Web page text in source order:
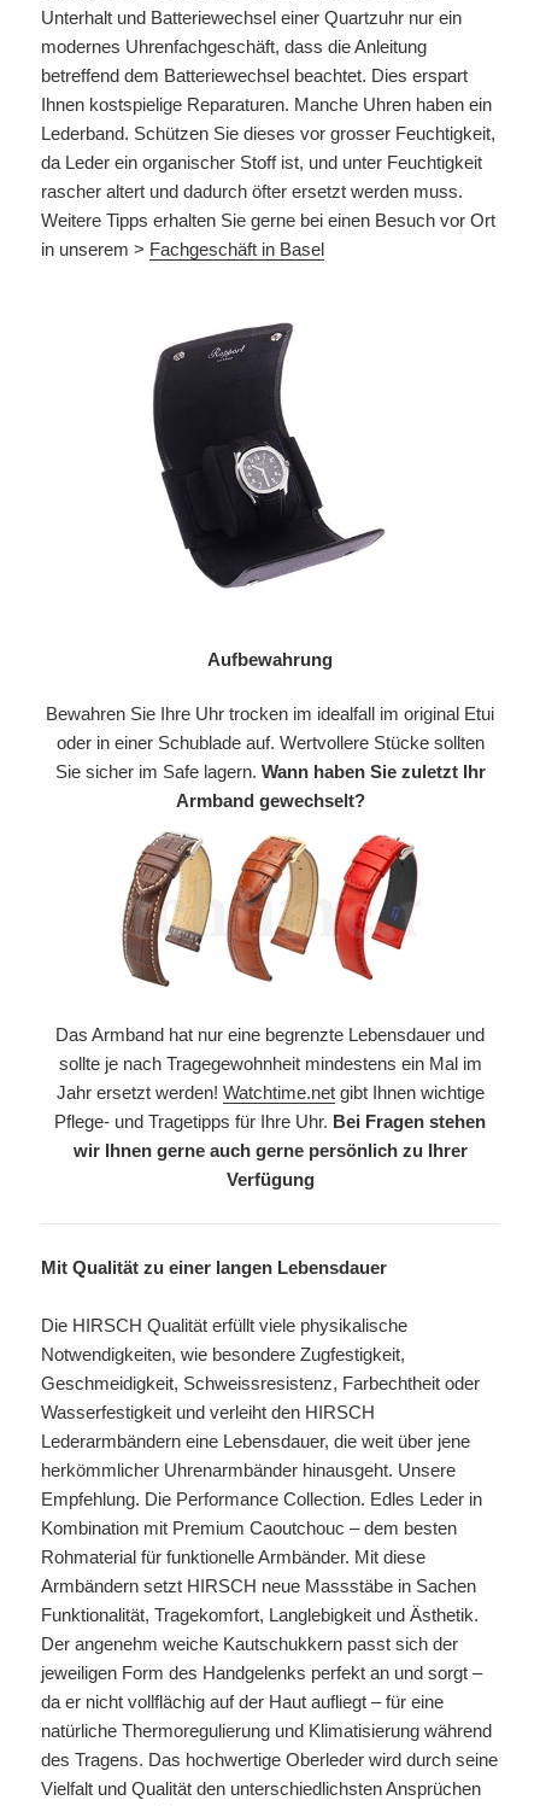
Unterhalt und Batteriewechsel einer Quartzuhr nur ein
modernes Uhrenfachgeschäft, dass die Anleitung
betreffend dem Batteriewechsel beachtet. Dies erspart
Ihnen kostspielige Reparaturen. Manche Uhren haben ein
Lederband. Schützen Sie dieses vor grosser Feuchtigkeit,
da Leder ein organischer Stoff ist, und unter Feuchtigkeit
rascher altert und dadurch öfter ersetzt werden muss.
Weitere Tipps erhalten Sie gerne bei einen Besuch vor Ort
in unserem > Fachgeschäft in Basel
Aufbewahrung
Bewahren Sie Ihre Uhr trocken im idealfall im original Etui
oder in einer Schublade auf. Wertvollere Stücke sollten
Sie sicher im Safe lagern. Wann haben Sie zuletzt Ihr
Armband gewechselt?
Das Armband hat nur eine begrenzte Lebensdauer und
sollte je nach Tragegewohnheit mindestens ein Mal im
Jahr ersetzt werden! Watchtime.netgibt Ihnen wichtige
Pflege- und Tragetipps für Ihre Uhr. Bei Fragen stehen
wir Ihnen gerne auch gerne persönlich zu Ihrer
Verfügung
Mit Qualität zu einer langen Lebensdauer
Die HIRSCH Qualität erfüllt viele physikalische
Notwendigkeiten, wie besondere Zugfestigkeit,
Geschmeidigkeit, Schweissresistenz, Farbechtheit oder
Wasserfestigkeit und verleiht den HIRSCH
Lederarmbändern eine Lebensdauer, die weit über jene
herkömmlicher Uhrenarmbänder hinausgeht. Unsere
Empfehlung. Die Performance Collection. Edles Leder in
Kombination mit Premium Caoutchouc – dem besten
Rohmaterial für funktionelle Armbänder. Mit diese
Armbändern setzt HIRSCH neue Massstäbe in Sachen
Funktionalität, Tragekomfort, Langlebigkeit und Ästhetik.
Der angenehm weiche Kautschukkern passt sich der
jeweiligen Form des Handgelenks perfekt an und sorgt –
da er nicht vollflächig auf der Haut aufliegt – für eine
natürliche Thermoregulierung und Klimatisierung während
des Tragens. Das hochwertige Oberleder wird durch seine
Vielfalt und Qualität den unterschiedlichsten Ansprüchen